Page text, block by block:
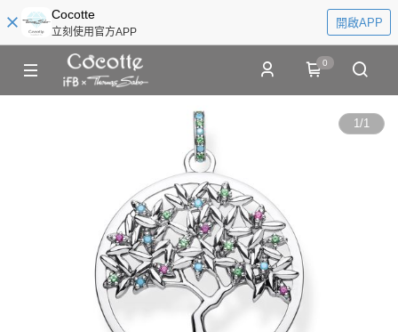
Cocotte
立刻使用官方APP
開啟APP
0
1/1